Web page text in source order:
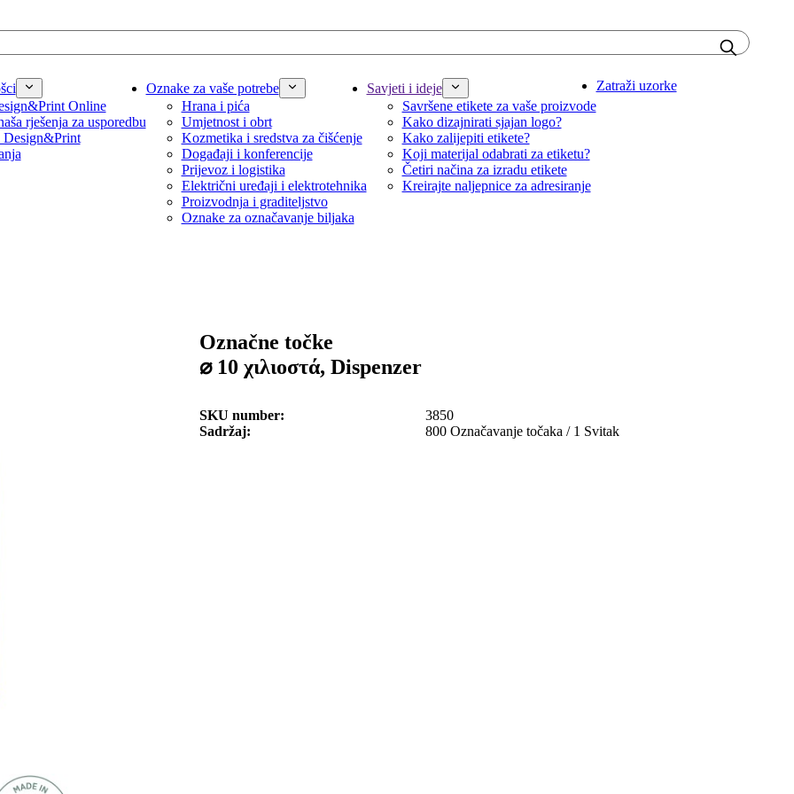
Online
rješenja za usporedbu
Design&Print
Oznake za vaše potrebe
Hrana i pića
Umjetnost i obrt
Kozmetika i sredstva za čišćenje
Događaji i konferencije
Prijevoz i logistika
Električni uređaji i elektrotehnika
Proizvodnja i graditeljstvo
Oznake za označavanje biljaka
Savjeti i ideje
Savršene etikete za vaše proizvode
Kako dizajnirati sjajan logo?
Kako zalijepiti etikete?
Koji materijal odabrati za etiketu?
Četiri načina za izradu etikete
Kreirajte naljepnice za adresiranje
Zatraži uzorke
Označne točke
⌀ 10 χιλιοστά, Dispenzer
SKU number
3850
Sadržaj
800 Označavanje točaka / 1 Svitak